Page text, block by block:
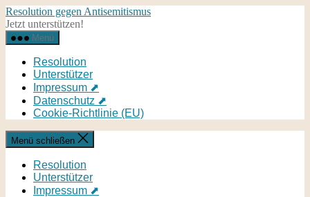
Direkt
zum
Inhalt
wechseln
Resolution gegen Antisemitismus
Jetzt unterstützen!
Menü
Resolution
Unterstützer
Impressum ⬈
Datenschutz ⬈
Cookie-Richtlinie (EU)
Menü schließen
Resolution
Unterstützer
Impressum ⬈